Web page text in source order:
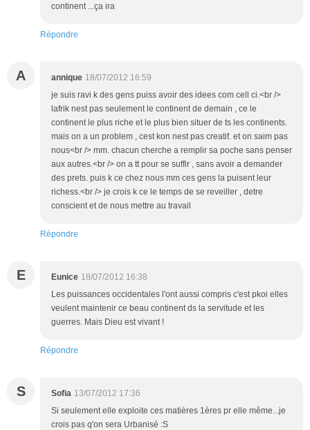
continent ...ça ira
Répondre
A annique 18/07/2012 16:59
je suis ravi k des gens puiss avoir des idees com cell ci.<br />
lafrik nest pas seulement le continent de demain , ce le
continent le plus riche et le plus bien situer de ts les continents.
mais on a un problem , cest kon nest pas creatif. et on saim pas
nous<br /> mm. chacun cherche a remplir sa poche sans penser
aux autres.<br /> on a tt pour se suffir , sans avoir a demander
des prets. puis k ce chez nous mm ces gens la puisent leur
richess.<br /> je crois k ce le temps de se reveiller , detre
conscient et de nous mettre au travail
Répondre
E Eunice 18/07/2012 16:38
Les puissances occidentales l'ont aussi compris c'est pkoi elles
veulent maintenir ce beau continent ds la servitude et les
guerres. Mais Dieu est vivant !
Répondre
S Sofia 13/07/2012 17:36
Si seulement elle exploite ces matières 1ères pr elle même...je
crois pas q'on sera Urbanisé :S